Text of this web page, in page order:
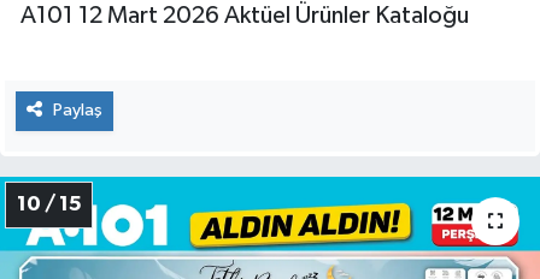
A101 12 Mart 2026 Aktüel Ürünler Kataloğu
Paylaş
10 / 15